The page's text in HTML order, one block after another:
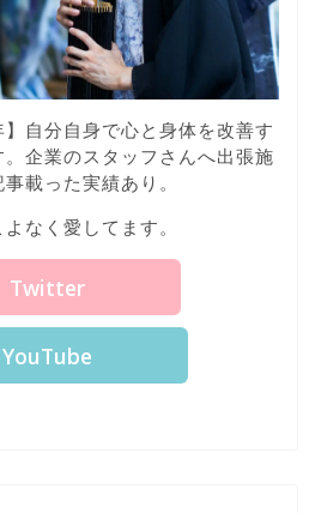
】自分自身で心と身体を改善す
企業のスタッフさんへ出張施
載った実績あり。
なく愛してます。
Twitter
YouTube